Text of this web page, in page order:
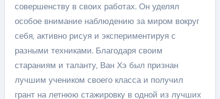
совершенству в своих работах. Он уделял
особое внимание наблюдению за миром вокруг
себя, активно рисуя и экспериментируя с
разными техниками. Благодаря своим
стараниям и таланту, Ван Хэ был признан
лучшим учеником своего класса и получил
грант на летнюю стажировку в одной из лучших